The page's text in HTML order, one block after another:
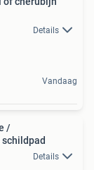
Details
Vandaag
/
Details